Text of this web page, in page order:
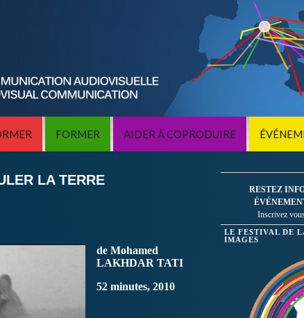
FORMER AIDER À COPRODUIRE
LA TERRE
de Mohamed
LAKHDAR TATI
52 minutes, 2010
RESTEZ
Inscrivez
LE FESTIVAL DE
IMAGES